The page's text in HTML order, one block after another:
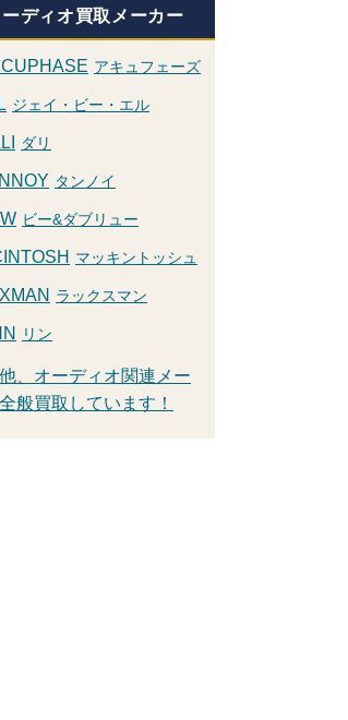
ディオ買取メーカー
アキュフェーズ
ジェイ・ビー・エル
ダリ
タンノイ
ビー&ダブリュー
マッキントッシュ
ラックスマン
リン
、オーディオ関連メー
般買取しています！